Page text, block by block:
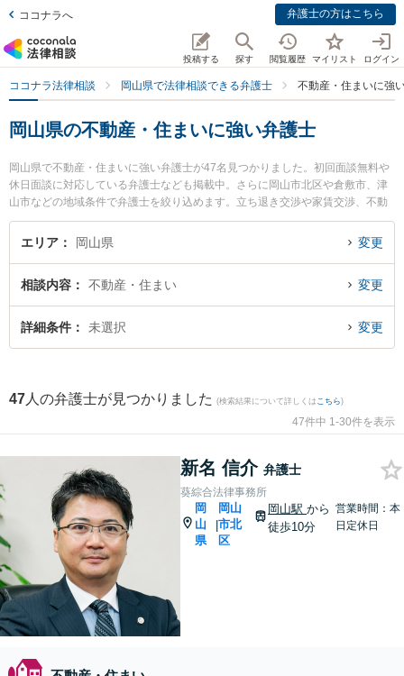
ココナラへ 弁護士の方はこちら
投稿する 探す 閲覧履歴 マイリスト ログイン
ココナラ法律相談 岡山県で法律相談できる弁護士 不動産・住まいに強
岡山県の不動産・住まいに強い弁護士
岡山県で不動産・住まいに強い弁護士が47名見つかりました。初回面談無料や
休日面談に対応している弁護士なども掲載中。さらに岡山市北区や倉敷市、津
山市などの地域条件で弁護士を絞り込めます。立ち退き交渉や家賃交渉、不動
産契約解除等の細かな分野での絞り込み検索もでき便利です。特に葵綜合法律
事務所の新名 信介弁護士やすずかけ法律事務所の片山 雄太弁護士、葵綜合法律
すぐに弁護士に相談したい』『不動産・住まいのトラブル解決の実績豊富な近
くの弁護士を検索したい』『初回相談無料で不動産・住まいを法律相談できる
岡山県内の弁護士に相談予約したい』などでお困りの相談者さんにおすすめで
エリア 岡山県 変更
相談内容 不動産・住まい 変更
詳細条件 未選択 変更
47 人の弁護士が見つかりました (検索結果について詳しくは こちら)
47件中 1-30件を表示
新名 信介 弁護士
葵綜合法律事務所
岡
山
県
|
岡山
市北
区
岡山駅 から
徒歩10分
営業時間：本
日定休日